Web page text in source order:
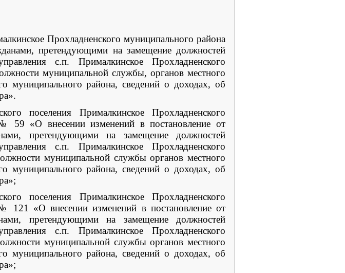
Прохладненского муниципального района
претендующими на замещение должностей
с.п. Прималкинское Прохладненского
муниципальной службы, органов местного
муниципального района, сведений о доходах, об
поселения Прималкинское Прохладненского
«О внесении изменений в постановление от
претендующими на замещение должностей
с.п. Прималкинское Прохладненского
муниципальной службы органов местного
муниципального района, сведений о доходах, об
поселения Прималкинское Прохладненского
«О внесении изменений в постановление от
претендующими на замещение должностей
с.п. Прималкинское Прохладненского
муниципальной службы органов местного
муниципального района, сведений о доходах, об